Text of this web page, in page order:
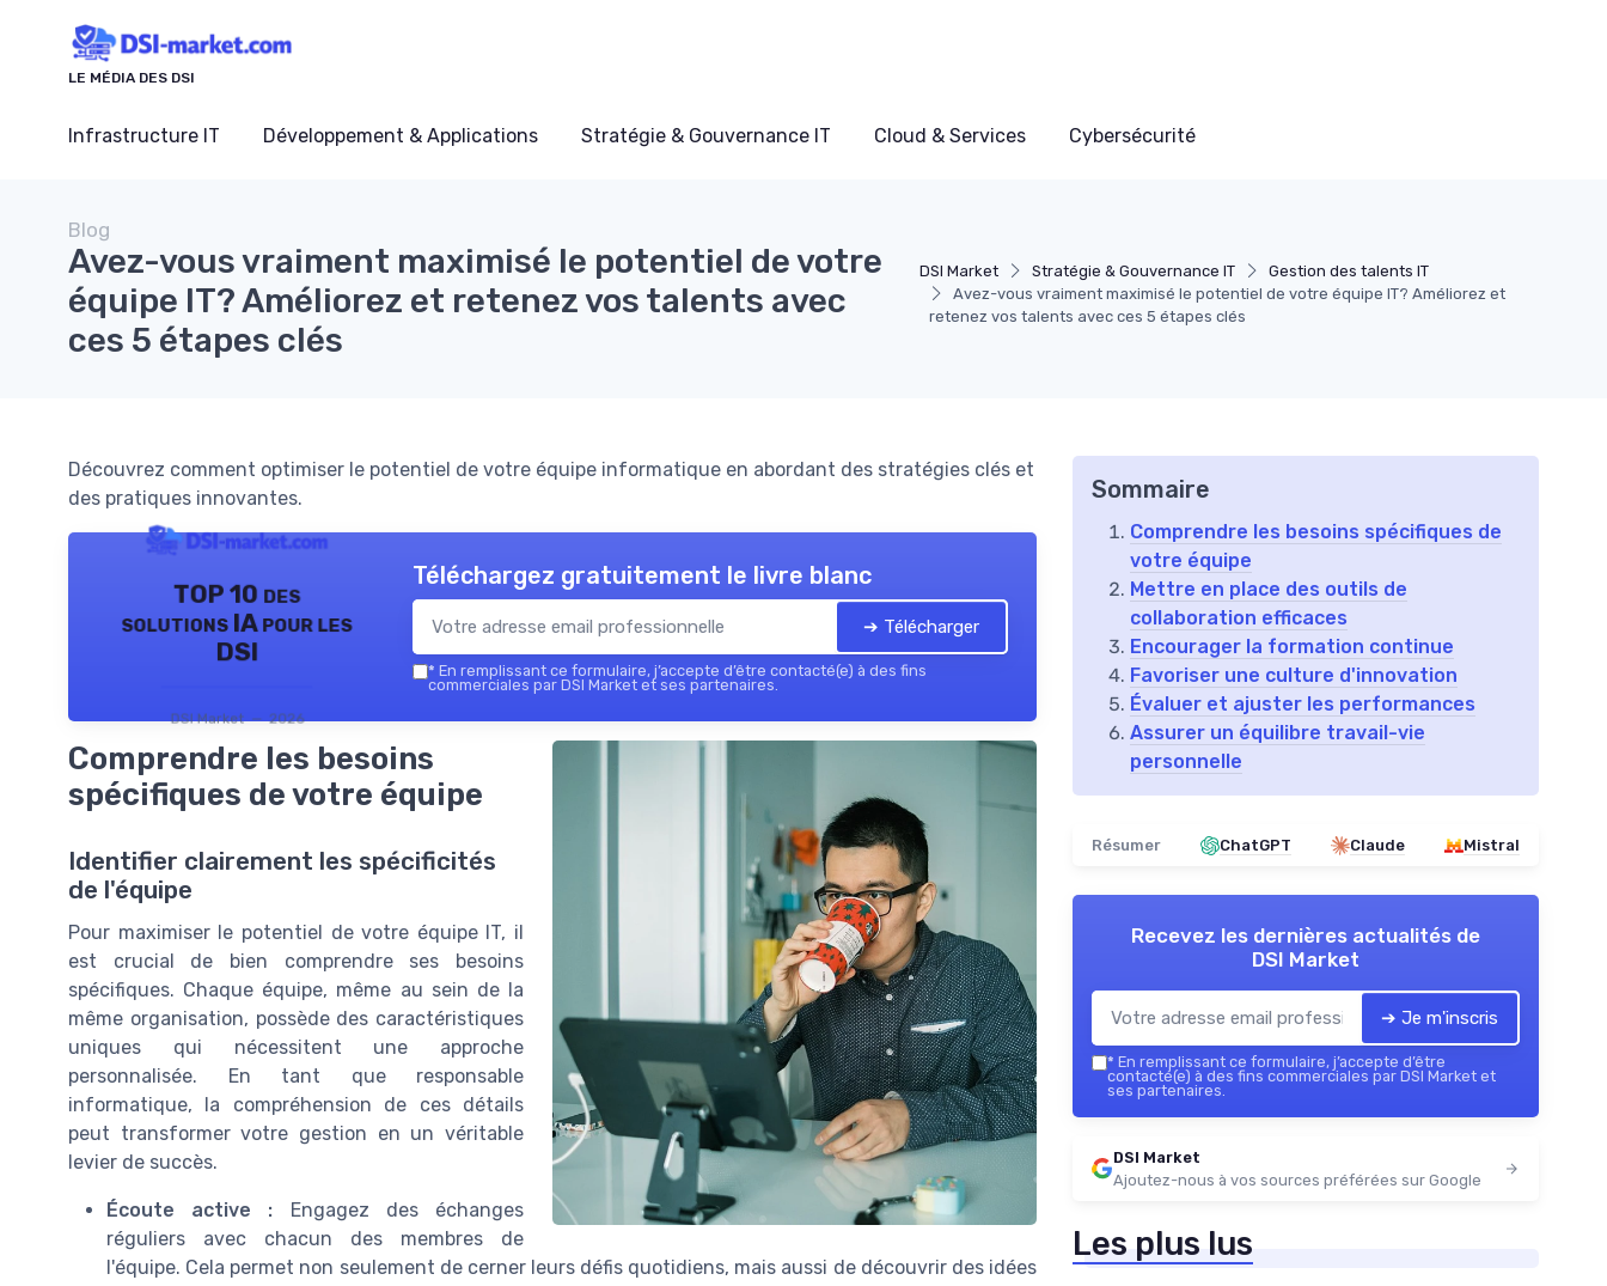
LE MÉDIA DES DSI
Infrastructure IT Développement & Applications Stratégie & Gouvernance IT Cloud & Services Cybersécurité
DSI Market Stratégie & Gouvernance IT
Gestion des talents IT
Avez-vous vraiment maximisé le potentiel de votre équipe IT? Améliorez et
retenez vos talents avec ces 5 étapes clés
Blog
Avez-vous vraiment maximisé le potentiel de votre
équipe IT? Améliorez et retenez vos talents avec
ces 5 étapes clés
Découvrez comment optimiser le potentiel de votre équipe informatique en abordant des stratégies clés et
des pratiques innovantes.
TOP 10 des
solutions IA pour les
DSI
DSI Market — 2026
Téléchargez gratuitement le livre blanc
➔ Télécharger
* En remplissant ce formulaire, j’accepte d’être contacté(e) à des fins
commerciales par DSI Market et ses partenaires.
Comprendre les besoins
spécifiques de votre équipe
Identifier clairement les spécificités
de l'équipe
Pour maximiser le potentiel de votre équipe IT, il
est crucial de bien comprendre ses besoins
spécifiques. Chaque équipe, même au sein de la
même organisation, possède des caractéristiques
uniques qui nécessitent une approche
personnalisée. En tant que responsable
informatique, la compréhension de ces détails
peut transformer votre gestion en un véritable
levier de succès.
Écoute active : Engagez des échanges
réguliers avec chacun des membres de
l'équipe. Cela permet non seulement de cerner leurs défis quotidiens, mais aussi de découvrir des idées
Sommaire
Comprendre les besoins spécifiques de
votre équipe
Mettre en place des outils de
collaboration efficaces
Encourager la formation continue
Favoriser une culture d'innovation
Évaluer et ajuster les performances
Assurer un équilibre travail-vie
personnelle
Résumer ChatGPT Claude Mistral
Recevez les dernières actualités de
DSI Market
➔ Je m'inscris
* En remplissant ce formulaire, j’accepte d’être
contacté(e) à des fins commerciales par DSI Market et
ses partenaires.
DSI Market
Ajoutez-nous à vos sources préférées sur Google
Les plus lus